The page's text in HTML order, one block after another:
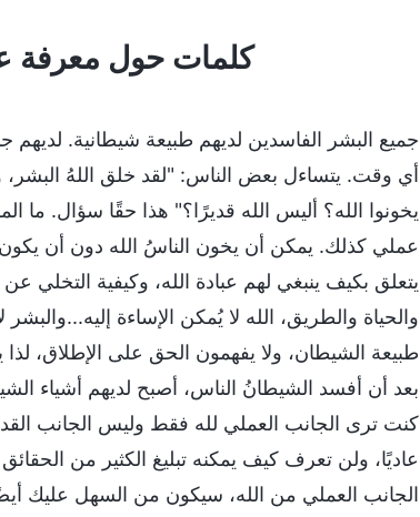
كلمات حول معرفة
جميع البشر الفاسدين لديهم طبيعة شيطانية.
أي وقت. يتساءل بعض الناس: "لقد خلق اللهُ البشر،
يخونوا الله؟ أليس الله قديرًا؟" هذا حقًا سؤال. ما
عملي كذلك. يمكن أن يخون الناسُ الله دون أن يكون
يتعلق بكيف ينبغي لهم عبادة الله، وكيفية التخلي
والحياة والطريق، الله لا يُمكن الإساءة
طبيعة الشيطان، ولا يفهمون الحق على الإطلاق،
بعد أن أفسد الشيطانُ الناس، أصبح لديهم أشياء
كنت ترى الجانب العملي لله فقط وليس الجانب
عاديًا، ولن تعرف كيف يمكنه تبليغ الكثير من
الجانب العملي من الله، سيكون من السهل عليك